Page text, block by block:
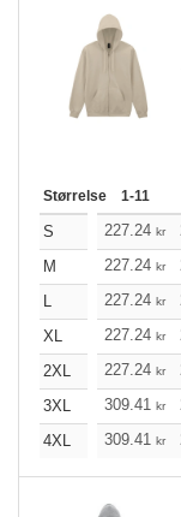
Størrelse 1-11
S 227.24 kr
M
227.24 kr
L
227.24 kr
XL
227.24 kr
2XL
227.24 kr
3XL
309.41 kr
4XL
309.41 kr